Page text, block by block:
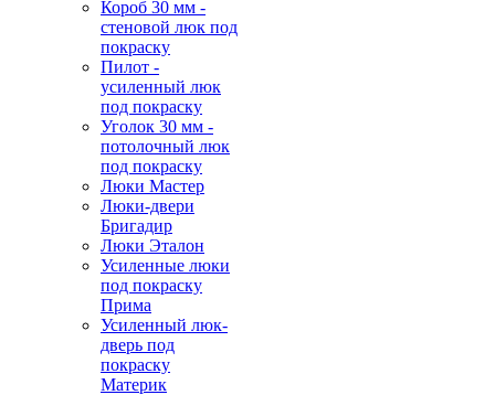
Короб 30 мм -
стеновой люк под
покраску
Пилот -
усиленный люк
под покраску
Уголок 30 мм -
потолочный люк
под покраску
Люки Мастер
Люки-двери
Бригадир
Люки Эталон
Усиленные люки
под покраску
Прима
Усиленный люк-
дверь под
покраску
Материк